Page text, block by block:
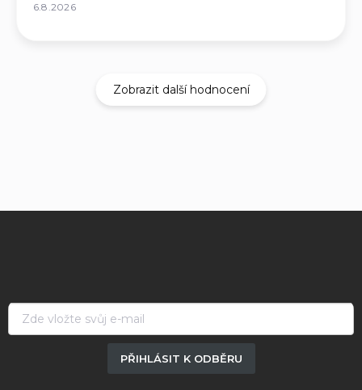
6.8.2026
Zobrazit další hodnocení
PŘIHLÁSIT K ODBĚRU